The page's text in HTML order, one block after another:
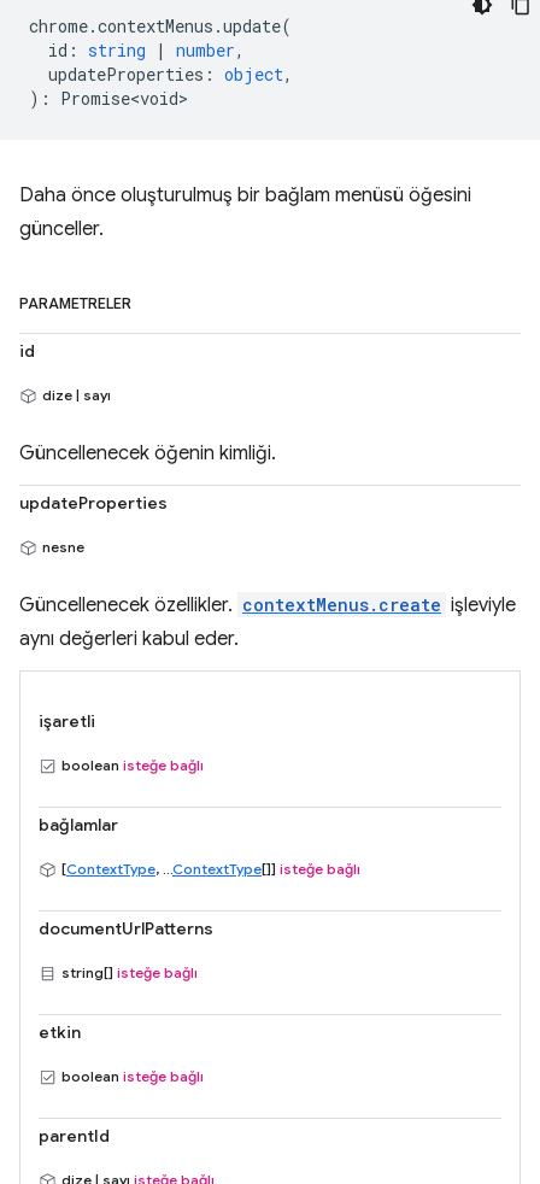
chrome.contextMenus .update(
id : string | number,
updateProperties : object,
) : Promise<void>
Daha önce oluşturulmuş bir bağlam menüsü öğesini
günceller.
PARAMETRELER
id
dize | sayı
Güncellenecek öğenin kimliği.
updateProperties
nesne
Güncellenecek özellikler. contextMenus.create işleviyle
aynı değerleri kabul eder.
işaretli
boolean isteğe bağlı
bağlamlar
[ContextType, ...ContextType[]] isteğe bağlı
documentUrlPatterns
string[] isteğe bağlı
etkin
boolean isteğe bağlı
parentId
dize | sayı isteğe bağlı